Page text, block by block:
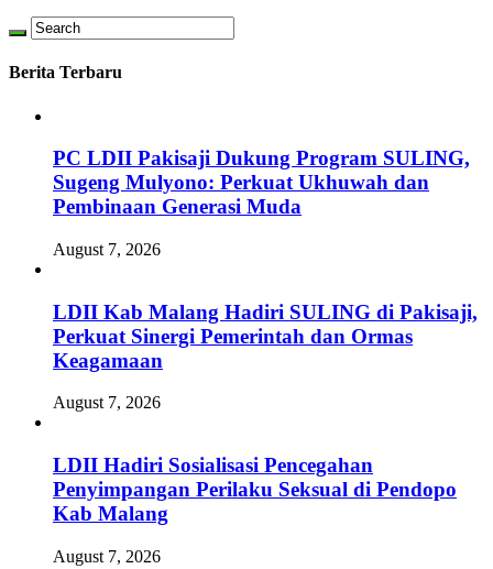
Berita Terbaru
PC LDII Pakisaji Dukung Program SULING,
Sugeng Mulyono: Perkuat Ukhuwah dan
Pembinaan Generasi Muda
August 7, 2026
LDII Kab Malang Hadiri SULING di Pakisaji,
Perkuat Sinergi Pemerintah dan Ormas
Keagamaan
August 7, 2026
LDII Hadiri Sosialisasi Pencegahan
Penyimpangan Perilaku Seksual di Pendopo
Kab Malang
August 7, 2026